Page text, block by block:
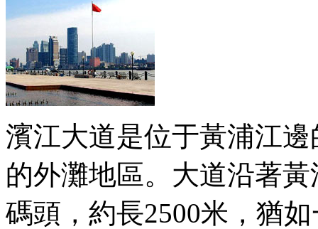
濱江大道是位于黃浦江
的外灘地區。大道沿著
碼頭，約長2500米，猶